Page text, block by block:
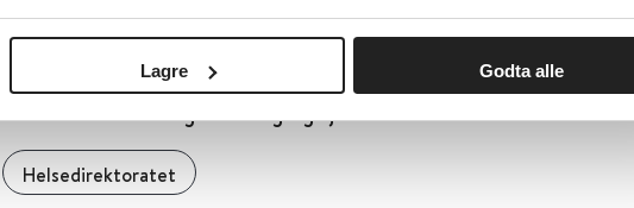
Lagre Godta alle
Detaljer
Akuttmedisin - Organisering og tjenestetilbud
Helsedirektoratet